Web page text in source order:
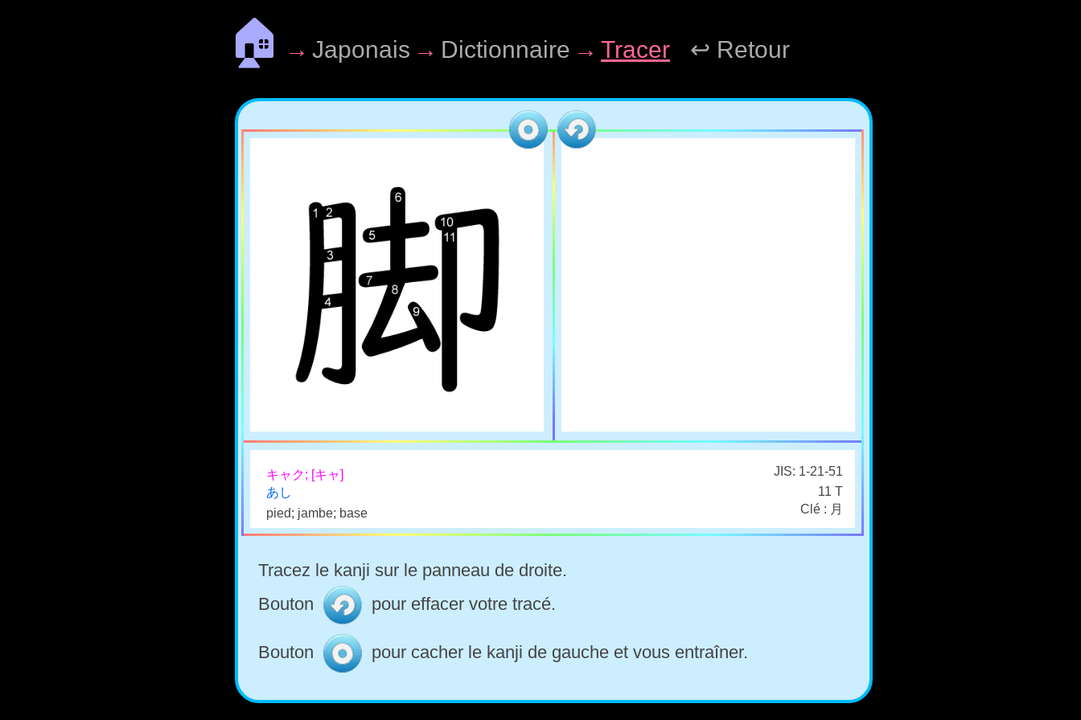
🏠 → Japonais → Dictionnaire → Tracer ↩ Retour
キャク; [キャ]
JIS: 1-21-51
あし
11 T
pied; jambe; base
Clé : 月
Tracez le kanji sur le panneau de droite.
Bouton
pour effacer votre tracé.
Bouton pour cacher le kanji de gauche et vous entraîner.